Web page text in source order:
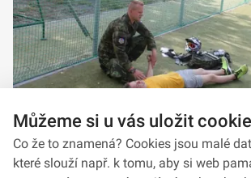
Můžeme si u vás uložit
Co že to znamená? Cookies jsou malé
které slouží např. k tomu, aby si web